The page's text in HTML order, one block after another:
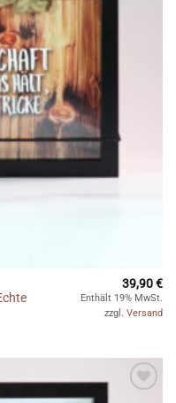
39,90€
Enthält 19% MwSt.
zzgl.Versand